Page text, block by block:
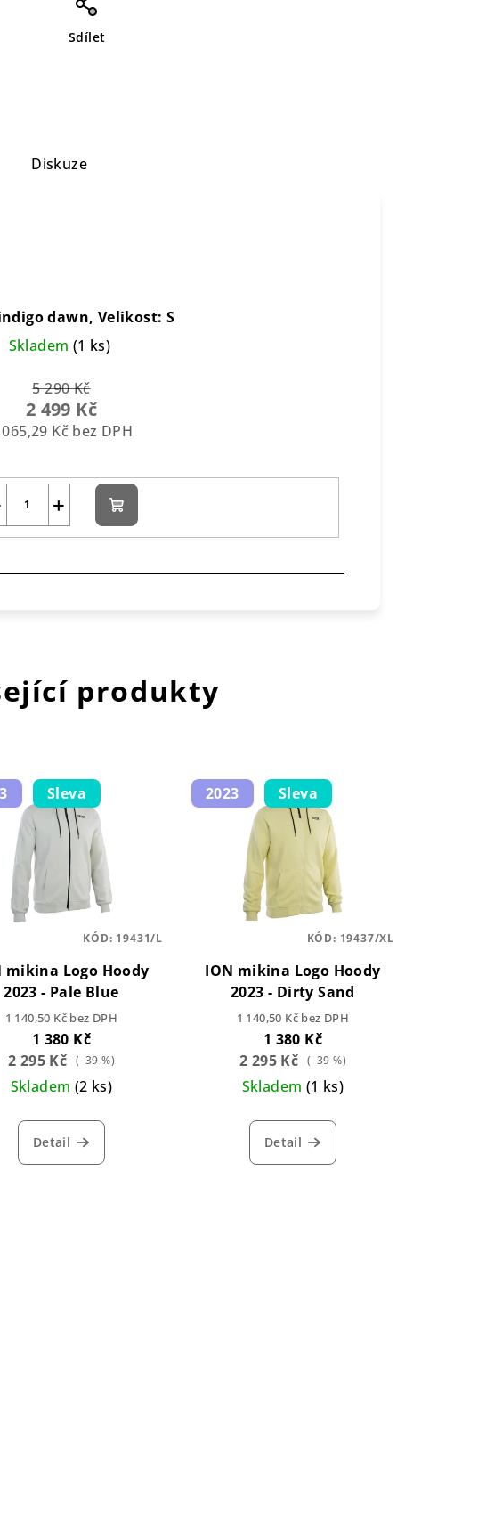
Sdílet
Diskuze
dawn, Velikost: S
Skladem (1 ks)
5 290 Kč
2 499 Kč
Kč bez DPH
+ Do
košíku
produkty
Sleva
mikina Logo Hoody
2023 - Pale Blue
1 140,50 Kč bez DPH
1 380 Kč
2 295 Kč (–39 %)
Skladem (2 ks)
Detail
KÓD: 19431/L
2023 Sleva
ION mikina Logo Hoody
2023 - Dirty Sand
1 140,50 Kč bez DPH
1 380 Kč
2 295 Kč (–39 %)
Skladem (1 ks)
Detail
KÓD: 19437/XL